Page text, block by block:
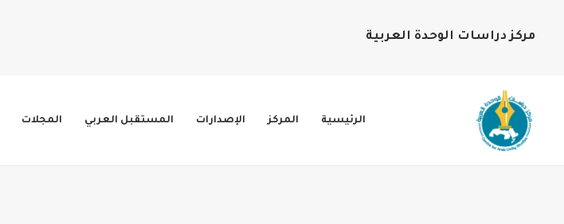
مركز دراسات الوحدة العربية
الرئيسية المركز الإصدارات المستقبل العربي المجلات